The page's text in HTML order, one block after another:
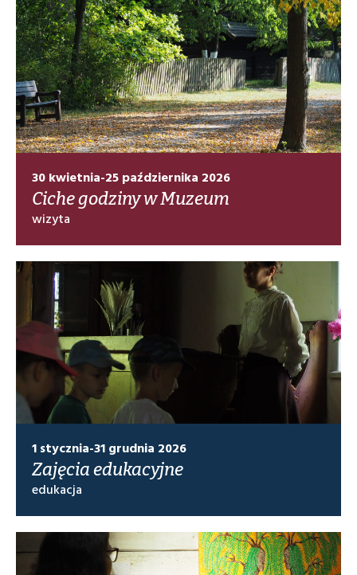
30 kwietnia-25 października 2026
Ciche godziny w Muzeum
wizyta
1 stycznia-31 grudnia 2026
Zajęcia edukacyjne
edukacja